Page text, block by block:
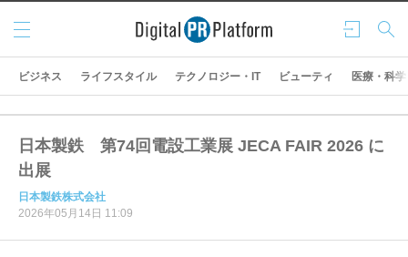
ログ
イン
検索
メニ
ュー
ビジネス ライフスタイル テクノロジー・IT ビューティ 医療・科学
日本製鉄 第74回電設工業展 JECA FAIR 2026 に
出展
日本製鉄株式会社
2026年05月14日 11:09